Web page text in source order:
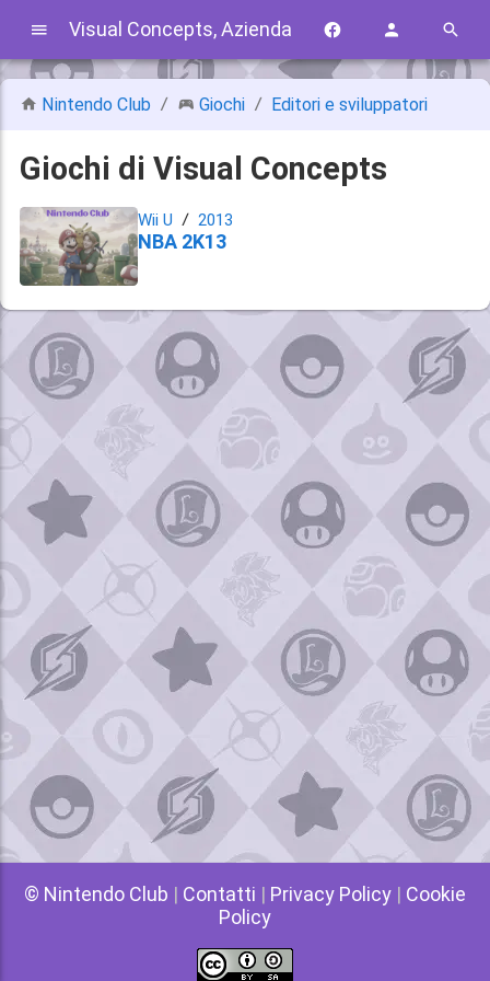
Visual Concepts, Azienda
Nintendo Club Giochi Editori e sviluppatori
Giochi di Visual Concepts
Wii U 2013
NBA 2K13
© Nintendo Club | Contatti | Privacy Policy | Cookie
Policy